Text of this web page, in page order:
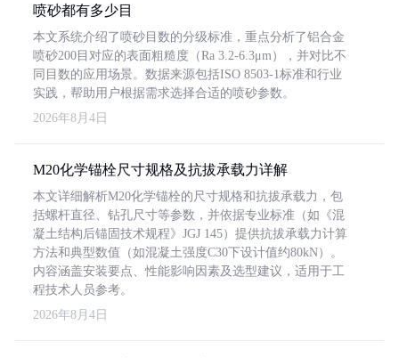
喷砂都有多少目
本文系统介绍了喷砂目数的分级标准，重点分析了铝合金
喷砂200目对应的表面粗糙度（Ra 3.2-6.3μm），并对比不
同目数的应用场景。数据来源包括ISO 8503-1标准和行业
实践，帮助用户根据需求选择合适的喷砂参数。
2026年8月4日
M20化学锚栓尺寸规格及抗拔承载力详解
本文详细解析M20化学锚栓的尺寸规格和抗拔承载力，包
括螺杆直径、钻孔尺寸等参数，并依据专业标准（如《混
凝土结构后锚固技术规程》JGJ 145）提供抗拔承载力计算
方法和典型数值（如混凝土强度C30下设计值约80kN）。
内容涵盖安装要点、性能影响因素及选型建议，适用于工
程技术人员参考。
2026年8月4日